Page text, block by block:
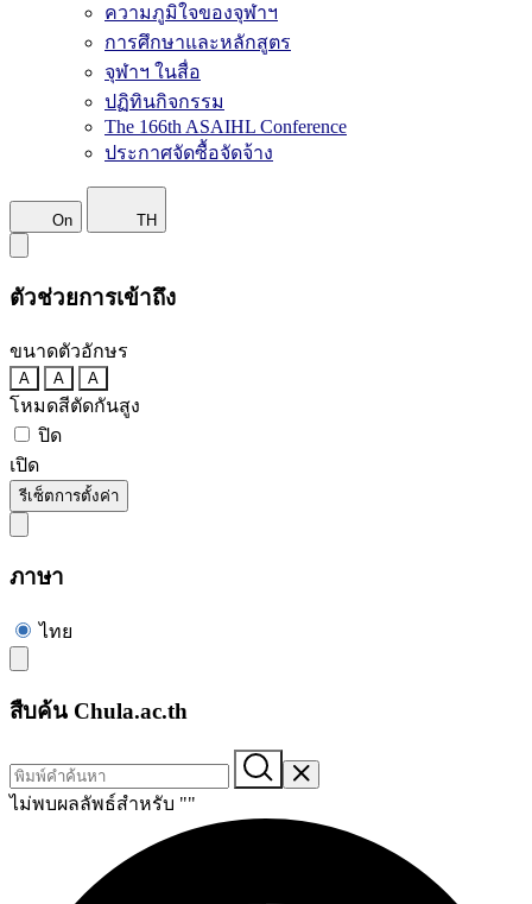
ความภูมิใจของจุฬาฯ
การศึกษาและหลักสูตร
จุฬาฯ ในสื่อ
ปฏิทินกิจกรรม
The 166th ASAIHL Conference
ประกาศจัดซื้อจัดจ้าง
On TH
ตัวช่วยการเข้าถึง
ขนาดตัวอักษร
A A A
โหมดสีตัดกันสูง
ปิด
เปิด
รีเซ็ตการตั้งค่า
ภาษา
ไทย
สืบค้น Chula.ac.th
ไม่พบผลลัพธ์สำหรับ ""